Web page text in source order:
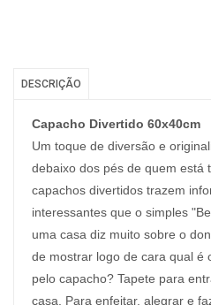
DESCRIÇÃO
Capacho Divertido 60x40cm
Um toque de diversão e
debaixo dos pés de quem está
capachos divertidos trazem
interessantes que o simples
uma casa diz muito sobre o
de mostrar logo de cara qual é
pelo capacho? Tapete para
casa. Para enfeitar, alegrar e